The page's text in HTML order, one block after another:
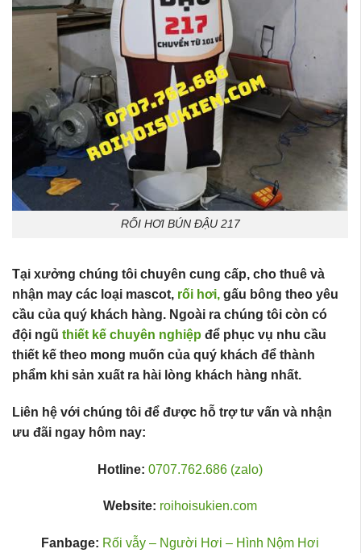
RỐI HƠI BÚN ĐẬU 217
Tại xưởng chúng tôi chuyên cung cấp, cho thuê và
nhận may các loại mascot, rối hơi, gấu bông theo yêu
cầu của quý khách hàng. Ngoài ra chúng tôi còn có
đội ngũ thiết kế chuyên nghiệp để phục vụ nhu cầu
thiết kế theo mong muốn của quý khách để thành
phẩm khi sản xuất ra hài lòng khách hàng nhất.
Liên hệ với chúng tôi để được hỗ trợ tư vấn và nhận
ưu đãi ngay hôm nay:
Hotline: 0707.762.686 (zalo)
Website: roihoisukien.com
Fanbage: Rối vẫy – Người Hơi – Hình Nộm Hơi